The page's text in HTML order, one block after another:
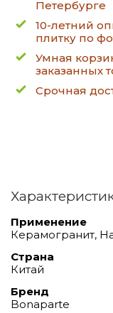
Петербурге
10-летний
плитку по
Умная
заказанных
Срочная
Применение
Керамогранит,
Страна
Китай
Бренд
Bonaparte